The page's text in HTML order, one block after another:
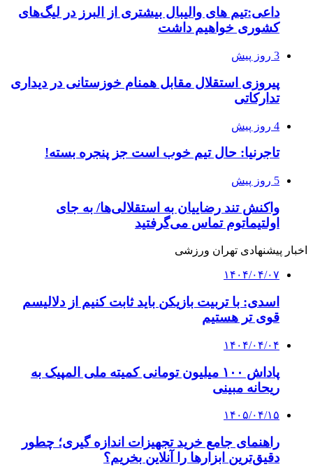
داعی:تیم های والیبال بیشتری از البرز در لیگ‌های
کشوری خواهیم داشت
3 روز پیش
پیروزی استقلال مقابل همنام خوزستانی در دیداری
تدارکاتی
4 روز پیش
تاجرنیا: حال تیم خوب است جز پنجره بسته!
5 روز پیش
واکنش تند رضاییان به استقلالی‌ها/ به جای
اولتیماتوم تماس می‌گرفتید
اخبار پیشنهادی تهران ورزشی
۱۴۰۴/۰۴/۰۷
اسدی: با تربیت بازیکن باید ثابت کنیم از دلالیسم
قوی تر هستیم
۱۴۰۴/۰۴/۰۴
پاداش ۱۰۰ میلیون تومانی کمیته ملی المپیک به
ریحانه مبینی
۱۴۰۵/۰۴/۱۵
راهنمای جامع خرید تجهیزات اندازه گیری؛ چطور
دقیق‌ترین ابزارها را آنلاین بخریم؟